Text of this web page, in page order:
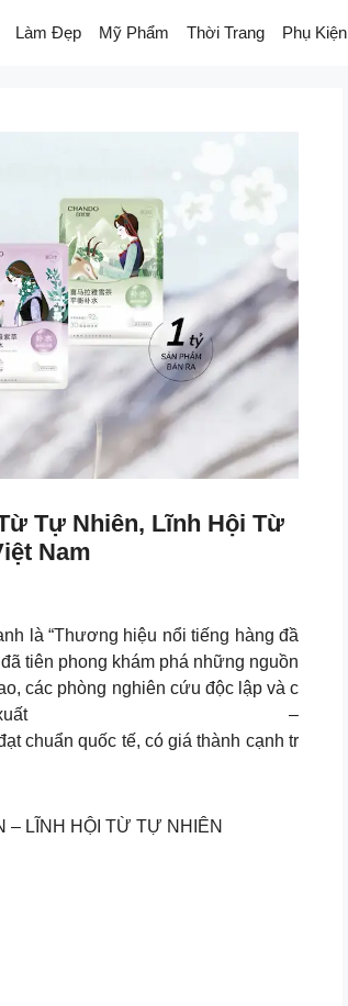
Làm Đẹp Mỹ Phẩm Thời Trang Phụ Kiện
Tự Nhiên, Lĩnh Hội Từ
Nam
là “Thương hiệu nổi tiếng hàng đầ
tiên phong khám phá những nguồn
các phòng nghiên cứu độc lập và c
–
chuẩn quốc tế, có giá thành cạnh tr
– LĨNH HỘI TỪ TỰ NHIÊN